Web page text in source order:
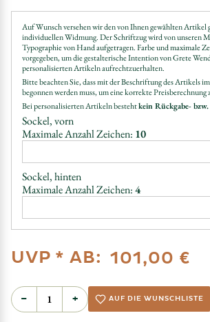
Auf Wunsch versehen wir den von Ihnen gewählten Artikel
individuellen Widmung. Der Schriftzug wird von unseren
Typographie von Hand aufgetragen. Farbe und maximale
vorgegeben, um die gestalterische Intention von Grete
personalisierten Artikeln aufrechtzuerhalten.
Bitte beachten Sie, dass mit der Beschriftung des Artikels
begonnen werden muss, um eine korrekte Preisberechnung
Bei personalisierten Artikeln bestehtkein Rückgabe-
Sockel, vorn
Maximale Anzahl Zeichen: 10
Sockel, hinten
Maximale Anzahl Zeichen:4
UVP * AB: 101,00 €
− + AUF DIE WUNSCHLISTE